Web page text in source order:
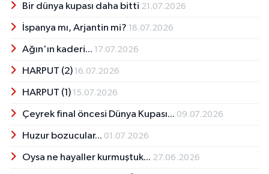
Bir dünya kupası daha bitti 21.07.2026
İspanya mı, Arjantin mi? 18.07.2026
Ağın'ın kaderi... 17.07.2026
HARPUT (2) 16.07.2026
HARPUT (1) 15.07.2026
Çeyrek final öncesi Dünya Kupası... 09.07.2026
Huzur bozucular... 01.07.2026
Oysa ne hayaller kurmuştuk... 27.06.2026